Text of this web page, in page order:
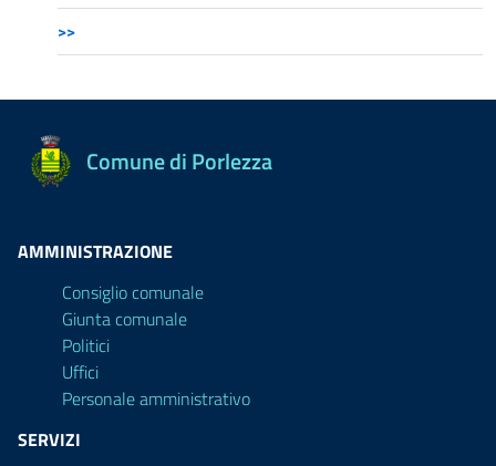
>>
Comune di Porlezza
AMMINISTRAZIONE
Consiglio comunale
Giunta comunale
Politici
Uffici
Personale amministrativo
SERVIZI